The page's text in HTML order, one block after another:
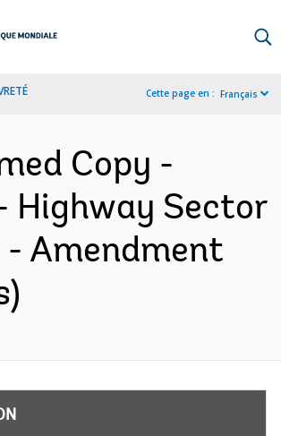
Cette page en : Français
Copy -
Highway Sector
- Amendment